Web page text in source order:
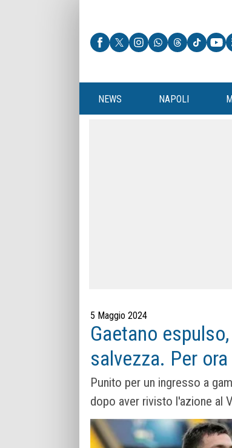
NEWS NAPOLI
5 Maggio 2024
Gaetano
salvezza. Per
Punito per un ingresso a
dopo aver rivisto l'azione al